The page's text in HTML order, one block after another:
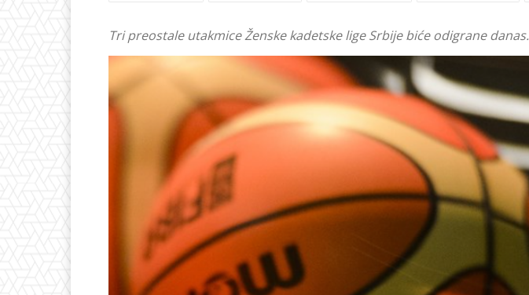
Tri preostale utakmice Ženske kadetske lige Srbije biće odigrane danas.